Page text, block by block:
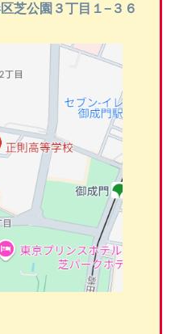
芝公園３丁目１−３６